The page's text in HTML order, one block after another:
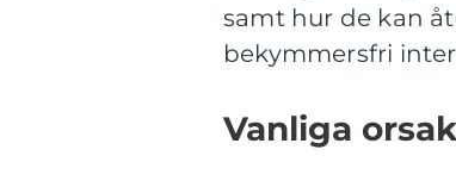
samt hur de kan
bekymmersfri
Vanliga